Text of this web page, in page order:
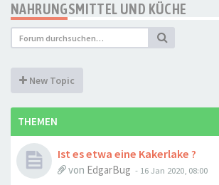
NAHRUNGSMITTEL UND KÜCHE
New Topic
THEMEN
Ist es etwa eine Kakerlake ?
von EdgarBug - 16 Jan 2020, 08:00